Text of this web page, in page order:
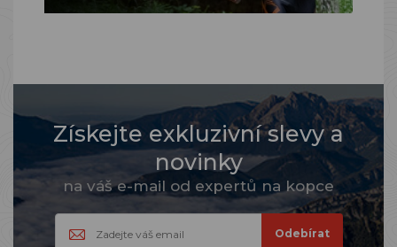
Získejte exkluzivní slevy a
novinky
na váš e-mail od expertů na kopce